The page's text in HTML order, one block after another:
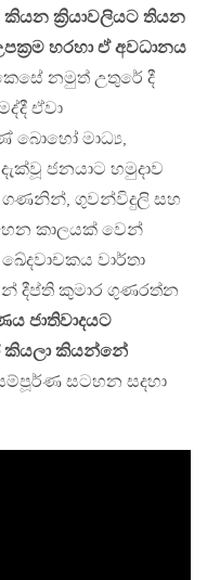
කියන ක්‍රියාවලියට තියන
හරහා ඒ අවධානය
නමුත් උතුරේ දී
ඒවා
බොහෝ මාධ්‍ය,
ජනයාට හමුදාව
ගණනින්, ගුවන්විදුලි සහ
කාලයක් වෙන්
වාර්තා
දීප්ති කුමාර ගුණරත්න
ජාතිවාදයට
කියලා කියන්නේ
සටහන සදහා